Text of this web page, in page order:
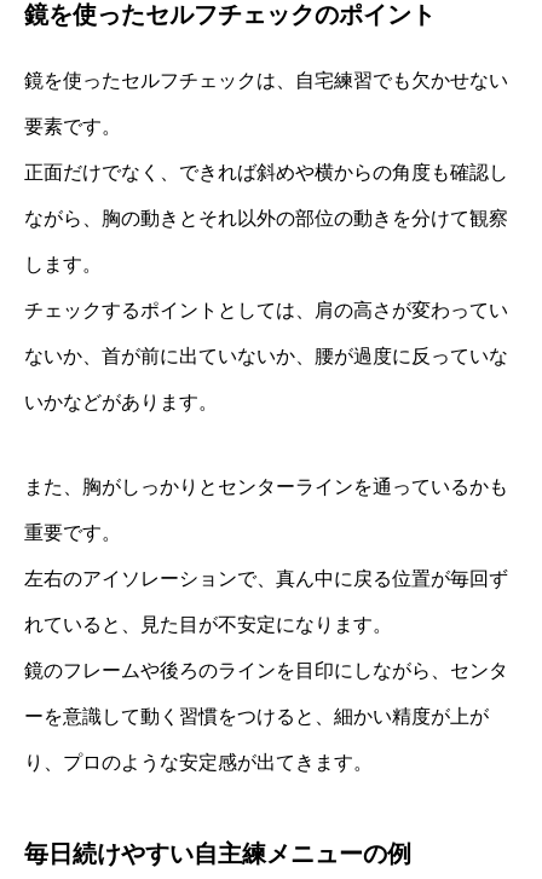
鏡を使ったセルフチェックのポイント
鏡を使ったセルフチェックは、自宅練習でも欠かせない
要素です。
正面だけでなく、できれば斜めや横からの角度も確認し
ながら、胸の動きとそれ以外の部位の動きを分けて観察
します。
チェックするポイントとしては、肩の高さが変わってい
ないか、首が前に出ていないか、腰が過度に反っていな
いかなどがあります。
また、胸がしっかりとセンターラインを通っているかも
重要です。
左右のアイソレーションで、真ん中に戻る位置が毎回ず
れていると、見た目が不安定になります。
鏡のフレームや後ろのラインを目印にしながら、センタ
ーを意識して動く習慣をつけると、細かい精度が上が
り、プロのような安定感が出てきます。
毎日続けやすい自主練メニューの例